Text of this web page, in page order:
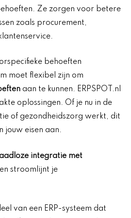
Ze zorgen voor betere
zoals procurement,
behoeften
moet flexibel zijn om
aan te kunnen. ERPSPOT.nl
oplossingen. Of je nu in de
of gezondheidszorg werkt, dit
jouw eisen aan.
integratie met
en stroomlijnt je
van een ERP-systeem dat